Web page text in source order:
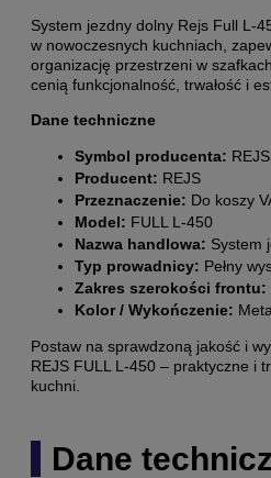
System jezdny dolny Rejs Full L-
w nowoczesnych kuchniach,
organizację przestrzeni w
cenią funkcjonalność, trwałość i
Dane techniczne
Symbol producenta:
Producent: REJS
Przeznaczenie: Do koszy
Model: FULL L-450
Nazwa handlowa: System
Typ prowadnicy: Pełny
Zakres szerokości frontu:
Kolor / Wykończenie:
Postaw na sprawdzoną jakość i
REJS FULL L-450 – praktyczne i
kuchni.
Dane